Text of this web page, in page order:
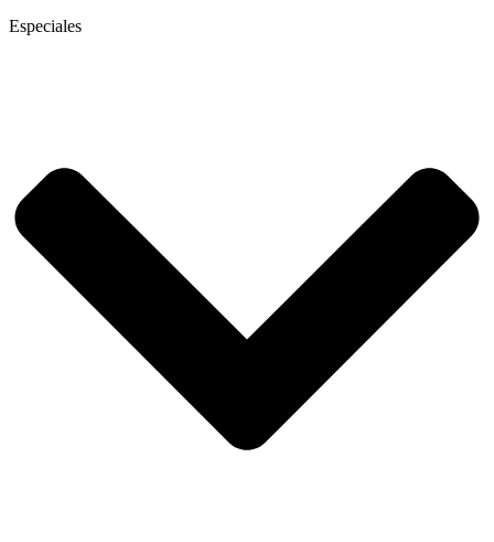
Especiales